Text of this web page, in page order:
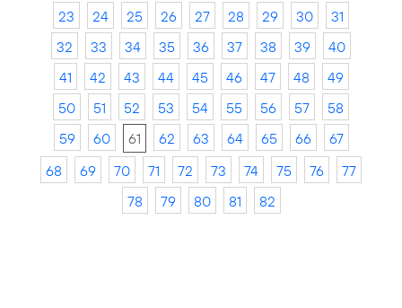
23
24 25 26 27 28 29 30
31
32
33 34 35 36 37 38 39
40
41
42 43 44 45 46 47 48
49
50
51 52 53 54 55 56 57
58
59
60 61 62 63 64 65 66
67
68
69 70 71 72 73 74 75 76
77
78
79 80 81 82